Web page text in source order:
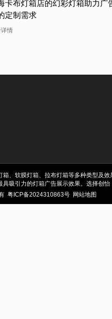
无比的广州双面卡布灯箱厂
灯箱案例分析
情
、软膜灯箱、拉布灯箱等多种类型及
吸引力的灯箱广告展示效果。选择创怡
粤ICP备2024310863号 网站地图